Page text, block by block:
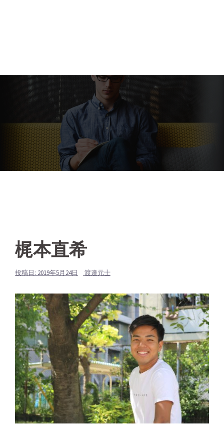
梶本直希
投稿日: 2019年5月24日 渡邉元士